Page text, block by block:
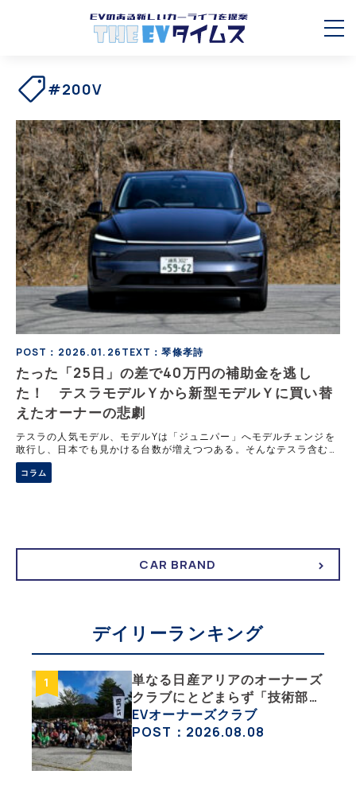
#200V
POST：2026.01.26TEXT：琴條孝詩
たった「25日」の差で40万円の補助金を逃し
た！ テスラモデルＹから新型モデルＹに買い替
えたオーナーの悲劇
テスラの人気モデル、モデルYは「ジュニパー」へモデルチェンジを
敢行し、日本でも見かける台数が増えつつある。そんなテスラ含む
EVは、なによりも新車価格から補助金によってお得に買える点がな
によりのメリット。しかし、購入するタイミングや条件を間違えると
損することも珍しくない。新型モデルYを購入したライターの現実に
コラム
CAR BRAND
デイリーランキング
単なる日産アリアのオーナーズ
クラブにとどまらず「技術部」
「バイク部」「釣り部」など多
彩な趣味人集合体がAOCJ【
EVオーナーズクラブ
POST：2026.08.08